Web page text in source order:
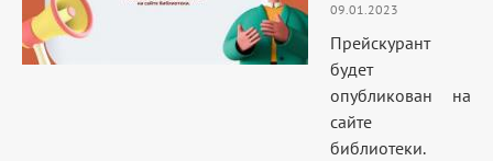
09.01.2023
Прейскурант
будет
опубликован на
сайте
библиотеки.